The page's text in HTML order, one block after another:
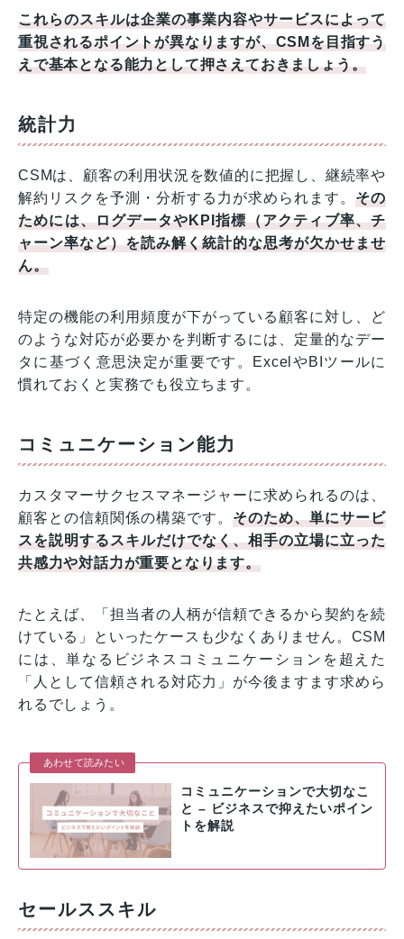
これらのスキルは企業の事業内容やサービスによって
重視されるポイントが異なりますが、CSMを目指すう
えで基本となる能力として押さえておきましょう。
統計力
CSMは、顧客の利用状況を数値的に把握し、継続率や
解約リスクを予測・分析する力が求められます。その
ためには、ログデータやKPI指標（アクティブ率、チ
ャーン率など）を読み解く統計的な思考が欠かせませ
ん。
特定の機能の利用頻度が下がっている顧客に対し、ど
のような対応が必要かを判断するには、定量的なデー
タに基づく意思決定が重要です。ExcelやBIツールに
慣れておくと実務でも役立ちます。
コミュニケーション能力
カスタマーサクセスマネージャーに求められるのは、
顧客との信頼関係の構築です。そのため、単にサービ
スを説明するスキルだけでなく、相手の立場に立った
共感力や対話力が重要となります。
たとえば、「担当者の人柄が信頼できるから契約を続
けている」といったケースも少なくありません。CSM
には、単なるビジネスコミュニケーションを超えた
「人として信頼される対応力」が今後ますます求めら
れるでしょう。
あわせて読みたい
コミュニケーションで大切なこ
と – ビジネスで抑えたいポイン
トを解説
セールススキル